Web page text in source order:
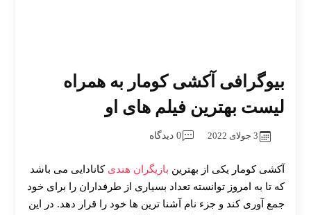
بیوگرافی آکشی کومار به همراه
لیست بهترین فیلم های او
3 جولای 2022 0 دیدگاه
آکشی کومار یکی از بهترین بازیگران هندی کانادایی می باشد
که تا به امروز توانسته تعداد بسیاری از طرفداران را برای خود
جمع آوری کند و جزء نام آشنا ترین ها خود را قرار دهد. در این